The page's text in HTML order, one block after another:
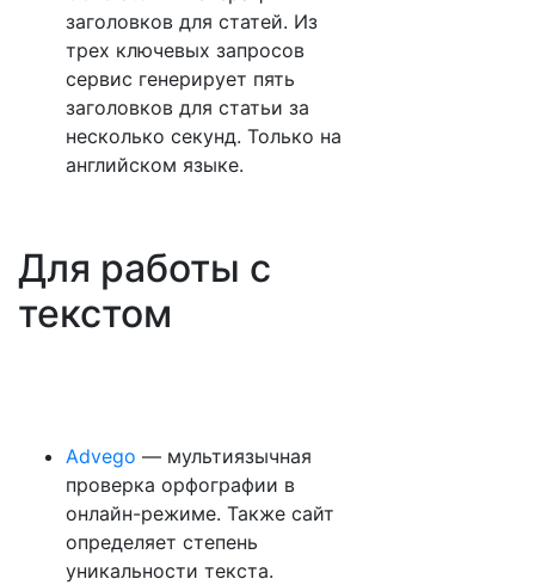
заголовков для статей. Из
трех ключевых запросов
сервис генерирует пять
заголовков для статьи за
несколько секунд. Только на
английском языке.
Для работы с
текстом
Advego — мультиязычная
проверка орфографии в
онлайн-режиме. Также сайт
определяет степень
уникальности текста.